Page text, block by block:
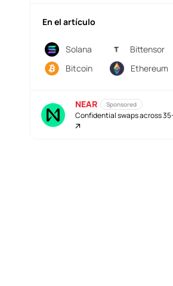
En el artículo
Solana
Bittensor
Bitcoin
Ethereum
NEAR Sponsored
Confidential swaps across